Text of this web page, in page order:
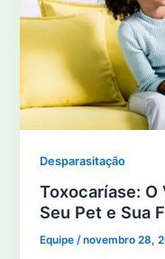
Desparasitação
Toxocaríase: O
Seu Pet e Sua
Equipe/novembro 28,